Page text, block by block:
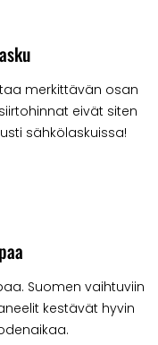
merkittävän osan
eivät siten
sähkölaskuissa!
Suomen vaihtuviin
kestävät hyvin